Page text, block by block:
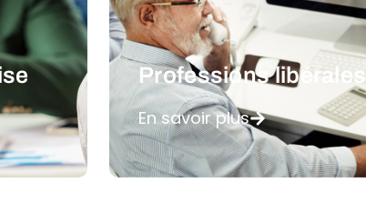
Professions libérales
En savoir plus